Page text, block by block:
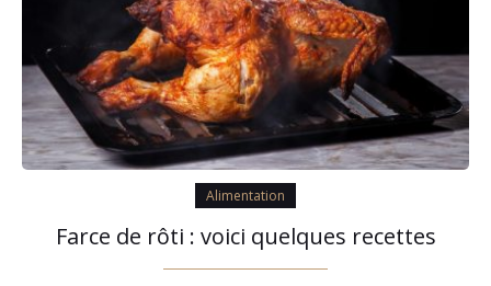
Alimentation
Farce de rôti : voici quelques recettes